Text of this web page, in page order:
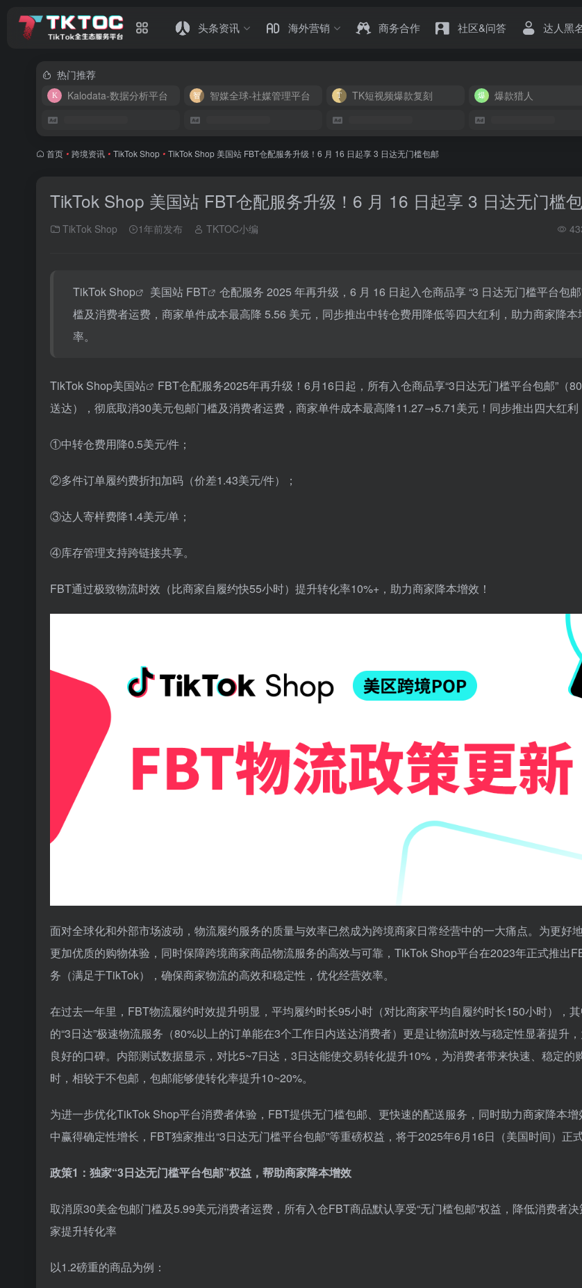
头条资讯 海外营销 商务合作 社区&问答 达人黑
热门推荐
Kalodata-数据分析平台
智媒全球-社媒管理平台 TK短视频爆款复刻 爆款猎人
首页 • 跨境资讯 • TikTok Shop • TikTok Shop 美国站 FBT仓配服务升级！6 月 16 日起享 3 日达无门槛包邮
TikTok Shop 美国站 FBT仓配服务升级！6 月 16 日起享 3 日达无门槛
TikTok Shop 1年前发布 TKTOC小编
TikTok Shop 美国站 FBT
仓配服务 2025 年再升级，6 月 16 日起入仓商品享 “3 日达无门槛平台包
槛及消费者运费，商家单件成本最高降 5.56 美元，同步推出中转仓费用降低等四大红利，助力商家降
率。
TikTok Shop美国站
FBT仓配服务2025年再升级！6月16日起，所有入仓商品享“3日达无门槛平台包邮”（
送达），彻底取消30美元包邮门槛及消费者运费，商家单件成本最高降11.27→5.71美元！同步推出四大红利
①中转仓费用降0.5美元/件；
②多件订单履约费折扣加码（价差1.43美元/件）；
③达人寄样费降1.4美元/单；
④库存管理支持跨链接共享。
FBT通过极致物流时效（比商家自履约快55小时）提升转化率10%+，助力商家降本增效！
面对全球化和外部市场波动，物流履约服务的质量与效率已然成为跨境商家日常经营中的一大痛点。为更好
更加优质的购物体验，同时保障跨境商家商品物流服务的高效与可靠，TikTok Shop平台在2023年正式推出
务（满足于TikTok），确保商家物流的高效和稳定性，优化经营效率。
在过去一年里，FBT物流履约时效提升明显，平均履约时长95小时（对比商家平均自履约时长150小时），
的“3日达”极速物流服务（80%以上的订单能在3个工作日内送达消费者）更是让物流时效与稳定性显著提升
良好的口碑。内部测试数据显示，对比5~7日达，3日达能使交易转化提升10%，为消费者带来快速、稳定的
时，相较于不包邮，包邮能够使转化率提升10~20%。
为进一步优化TikTok Shop平台消费者体验，FBT提供无门槛包邮、更快速的配送服务，同时助力商家降本
中赢得确定性增长，FBT独家推出“3日达无门槛平台包邮”等重磅权益，将于2025年6月16日（美国时间）正
政策1：独家“3日达无门槛平台包邮”权益，帮助商家降本增效
取消原30美金包邮门槛及5.99美元消费者运费，所有入仓FBT商品默认享受“无门槛包邮”权益，降低消费者
家提升转化率
以1.2磅重的商品为例：